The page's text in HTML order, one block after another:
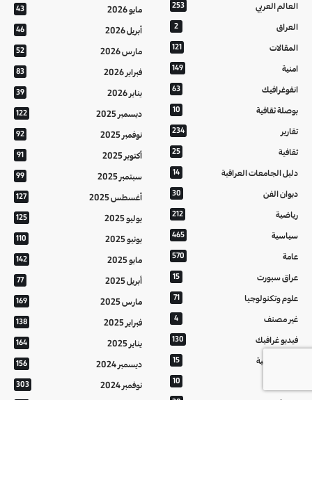
العالم العربي 253
العراق 2
المقالات 121
امنية 149
انفوغرافيك 63
بوصلة ثقافية 10
تقارير 234
ثقافية 25
دليل الجامعات العراقية 14
ديوان الفن 30
رياضية 212
سياسية 465
عامة 570
عراق سبورت 15
علوم وتكنولوجيا 71
غير مصنف 4
فيديو غرافيك 130
معالم عراقية 15
10
منوعات 20
مايو 2026 43
أبريل 2026 46
مارس 2026 52
فبراير 2026 83
يناير 2026 39
ديسمبر 2025 122
نوفمبر 2025 92
أكتوبر 2025 91
سبتمبر 2025 99
أغسطس 2025 127
يوليو 2025 125
يونيو 2025 110
مايو 2025 142
أبريل 2025 77
مارس 2025 169
فبراير 2025 138
يناير 2025 164
ديسمبر 2024 156
نوفمبر 2024 303